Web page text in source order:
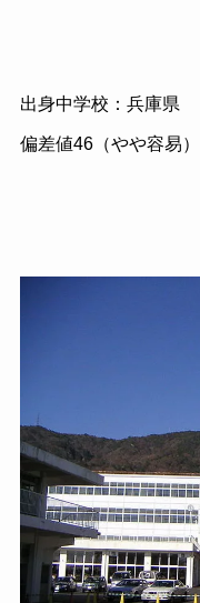
出身中学校：兵庫県
偏差値46（やや容易）